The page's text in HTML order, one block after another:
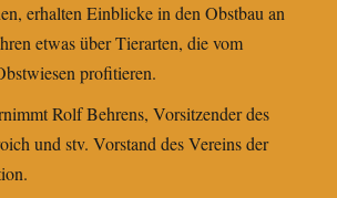
erhalten Einblicke in den Obstbau an
etwas über Tierarten, die vom
profitieren.
Rolf Behrens, Vorsitzender des
und stv. Vorstand des Vereins der